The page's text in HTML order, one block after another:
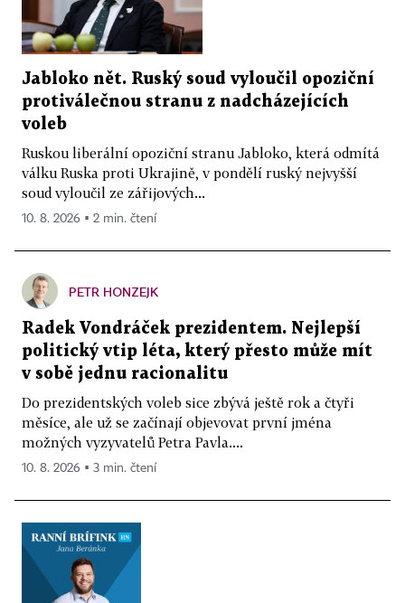
Jabloko nět. Ruský soud vyloučil opoziční
protiválečnou stranu z nadcházejících
voleb
Ruskou liberální opoziční stranu Jabloko, která odmítá
válku Ruska proti Ukrajině, v pondělí ruský nejvyšší
soud vyloučil ze zářijových...
10. 8. 2026 ▪ 2 min. čtení
PETR HONZEJK
Radek Vondráček prezidentem. Nejlepší
politický vtip léta, který přesto může mít
v sobě jednu racionalitu
Do prezidentských voleb sice zbývá ještě rok a čtyři
měsíce, ale už se začínají objevovat první jména
možných vyzyvatelů Petra Pavla....
10. 8. 2026 ▪ 3 min. čtení